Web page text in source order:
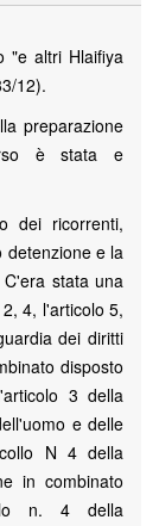
"e altri Hlaifiya
12).
preparazione
è stata e
dei ricorrenti,
detenzione e la
stata una
4, l'articolo 5,
dei diritti
disposto
3 della
e delle
N 4 della
in combinato
n. 4 della